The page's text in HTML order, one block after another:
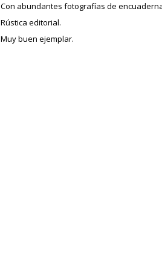
Con abundantes fotografías de
Rústica editorial.
Muy buen ejemplar.